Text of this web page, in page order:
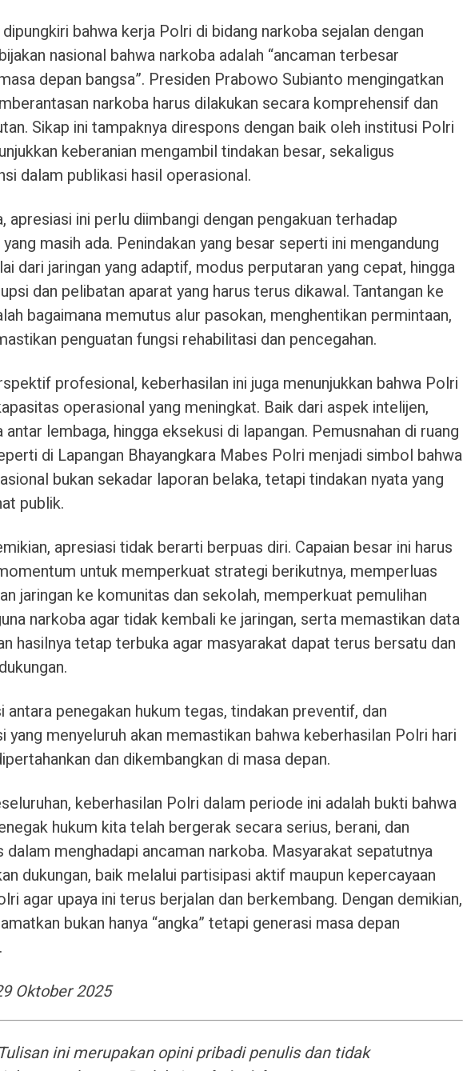
bahwa kerja Polri di bidang narkoba sejalan dengan
nasional bahwa narkoba adalah “ancaman terbesar
depan bangsa”. Presiden Prabowo Subianto mengingatkan
narkoba harus dilakukan secara komprehensif dan
Sikap ini tampaknya direspons dengan baik oleh institusi Polri
keberanian mengambil tindakan besar, sekaligus
dalam publikasi hasil operasional.
apresiasi ini perlu diimbangi dengan pengakuan terhadap
masih ada. Penindakan yang besar seperti ini mengandung
dari jaringan yang adaptif, modus perputaran yang cepat, hingga
dan pelibatan aparat yang harus terus dikawal. Tantangan ke
bagaimana memutus alur pasokan, menghentikan permintaan,
penguatan fungsi rehabilitasi dan pencegahan.
profesional, keberhasilan ini juga menunjukkan bahwa Polri
operasional yang meningkat. Baik dari aspek intelijen,
antar lembaga, hingga eksekusi di lapangan. Pemusnahan di ruang
di Lapangan Bhayangkara Mabes Polri menjadi simbol bahwa
bukan sekadar laporan belaka, tetapi tindakan nyata yang
publik.
apresiasi tidak berarti berpuas diri. Capaian besar ini harus
untuk memperkuat strategi berikutnya, memperluas
jaringan ke komunitas dan sekolah, memperkuat pemulihan
narkoba agar tidak kembali ke jaringan, serta memastikan data
hasilnya tetap terbuka agar masyarakat dapat terus bersatu dan
antara penegakan hukum tegas, tindakan preventif, dan
yang menyeluruh akan memastikan bahwa keberhasilan Polri hari
dan dikembangkan di masa depan.
keberhasilan Polri dalam periode ini adalah bukti bahwa
hukum kita telah bergerak secara serius, berani, dan
dalam menghadapi ancaman narkoba. Masyarakat sepatutnya
dukungan, baik melalui partisipasi aktif maupun kepercayaan
agar upaya ini terus berjalan dan berkembang. Dengan demikian,
bukan hanya “angka” tetapi generasi masa depan
Oktober 2025
Tulisan ini merupakan opini pribadi penulis dan tidak